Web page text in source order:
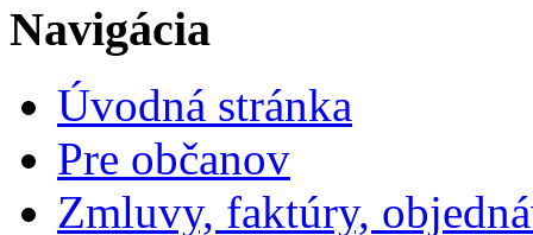
Navigácia
Úvodná stránka
Pre občanov
Zmluvy, faktúry,